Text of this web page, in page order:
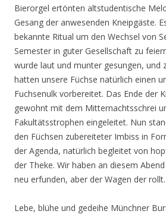
Bierorgel ertönten altstudentische
Gesang der anwesenden Kneipgäste.
bekannte Ritual um den Wechsel von
Semester in guter Gesellschaft zu
wurde laut und munter gesungen, und
hatten unsere Füchse natürlich einen
Fuchsenulk vorbereitet. Das Ende der
gewohnt mit dem Mitternachtsschrei
Fakultätsstrophen eingeleitet. Nun
den Füchsen zubereiteter Imbiss in
der Agenda, natürlich begleitet von
der Theke. Wir haben an diesem
neu erfunden, aber der Wagen der rollt.
Lebe, blühe und gedeihe Münchner